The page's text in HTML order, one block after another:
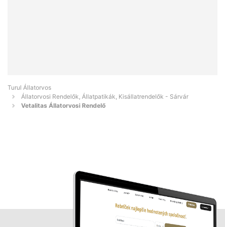
Turul Állatorvos
Állatorvosi Rendelők, Állatpatikák, Kisállatrendelők - Sárvár
Vetalitas Állatorvosi Rendelő